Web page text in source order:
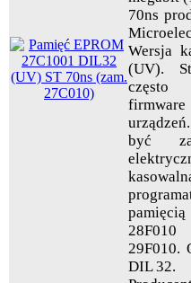
70ns
Wersja
(UV).
firmware
być
29F010.
DIL 32.